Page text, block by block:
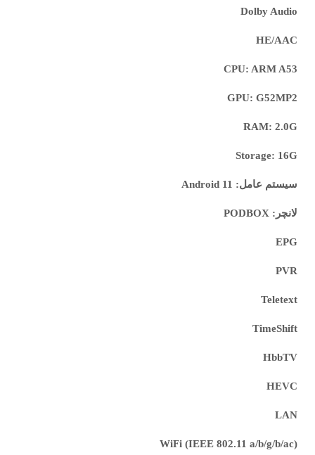
Dolby Audio
HE/AAC
CPU: ARM A53
GPU: G52MP2
RAM: 2.0G
Storage: 16G
سیستم عامل: Android 11
لانچر: PODBOX
EPG
PVR
Teletext
TimeShift
HbbTV
HEVC
LAN
WiFi (IEEE 802.11 a/b/g/b/ac)